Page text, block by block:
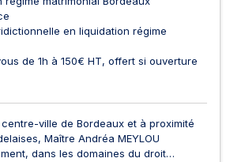
en liquidation régime
de 1h à 150€ HT, offert si ouverture
ville de Bordeaux et à proximité
Maître Andréa MEYLOU
dans les domaines du droit